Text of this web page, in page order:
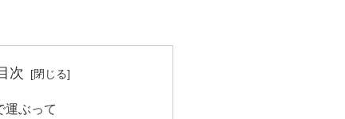
次
運ぶって